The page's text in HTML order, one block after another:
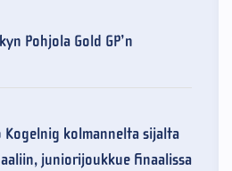
Pohjola Gold GP’n
Kogelnig kolmannelta sijalta
juniorijoukkue finaalissa